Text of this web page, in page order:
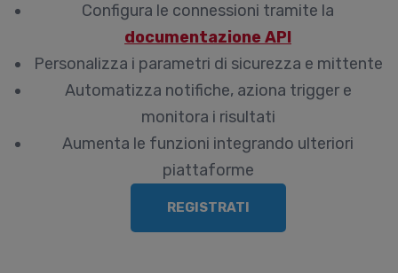
Configura le connessioni tramite la
documentazione API
Personalizza i parametri di sicurezza e mittente
Automatizza notifiche, aziona trigger e
monitora i risultati
Aumenta le funzioni integrando ulteriori
piattaforme
REGISTRATI